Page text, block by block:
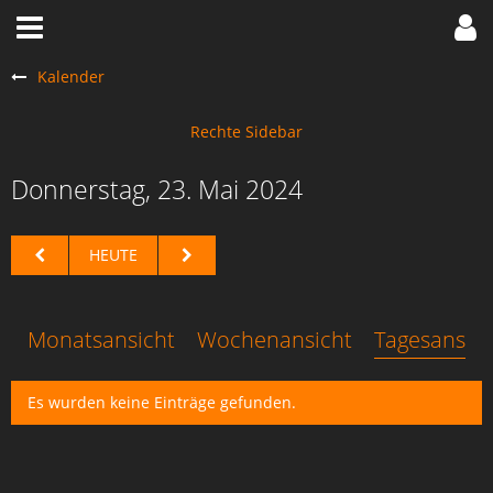
Kalender
Donnerstag, 23. Mai 2024
HEUTE
Monatsansicht Wochenansicht
Es wurden keine Einträge gefunden.